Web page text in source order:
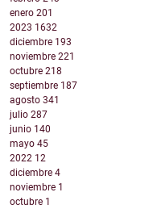
enero 201
2023 1632
diciembre 193
noviembre 221
octubre 218
septiembre 187
agosto 341
julio 287
junio 140
mayo 45
2022 12
diciembre 4
noviembre 1
octubre 1